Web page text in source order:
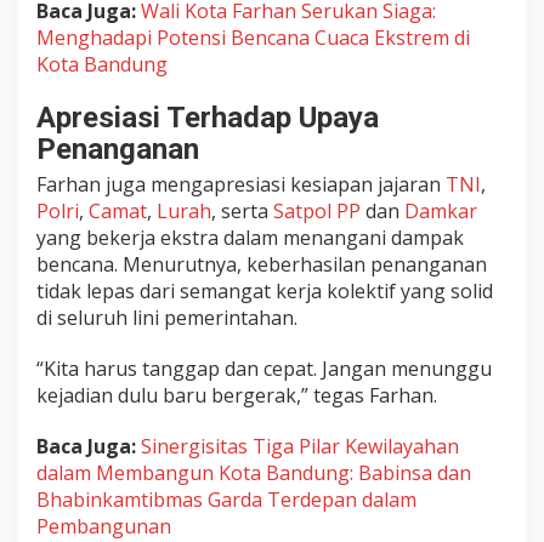
i
Baca Juga:Wali Kota Farhan Serukan Siaga:
Menghadapi Potensi Bencana Cuaca Ekstrem di
Kota Bandung
Apresiasi Terhadap Upaya
Penanganan
Farhan juga mengapresiasi kesiapan jajaran TNI,
Polri, Camat, Lurah, serta Satpol PP dan Damkar
yang bekerja ekstra dalam menangani dampak
bencana. Menurutnya, keberhasilan penanganan
tidak lepas dari semangat kerja kolektif yang solid
di seluruh lini pemerintahan.
“Kita harus tanggap dan cepat. Jangan menunggu
kejadian dulu baru bergerak,” tegas Farhan.
Baca Juga:Sinergisitas Tiga Pilar Kewilayahan
dalam Membangun Kota Bandung: Babinsa dan
Bhabinkamtibmas Garda Terdepan dalam
Pembangunan